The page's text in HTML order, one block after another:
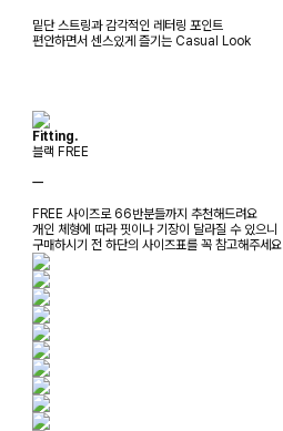
밑단 스트링과 감각적인 레터링 포인트
편안하면서 센스있게 즐기는 Casual Look
Fitting.
블랙 FREE
ㅡ
FREE 사이즈로 66반분들까지 추천해드려요
개인 체형에 따라 핏이나 기장이 달라질 수 있으니
구매하시기 전 하단의 사이즈표를 꼭 참고해주세요